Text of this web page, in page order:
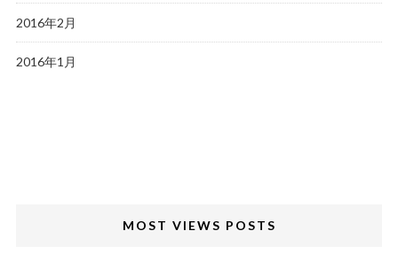
2016年2月
2016年1月
MOST VIEWS POSTS